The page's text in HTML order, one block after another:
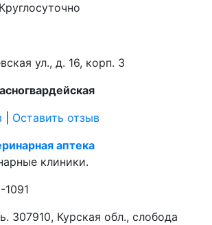
ул., д. 16, корп. 3
Оставить отзыв
аптека
клиники.
1091
307910, Курская обл., слобода